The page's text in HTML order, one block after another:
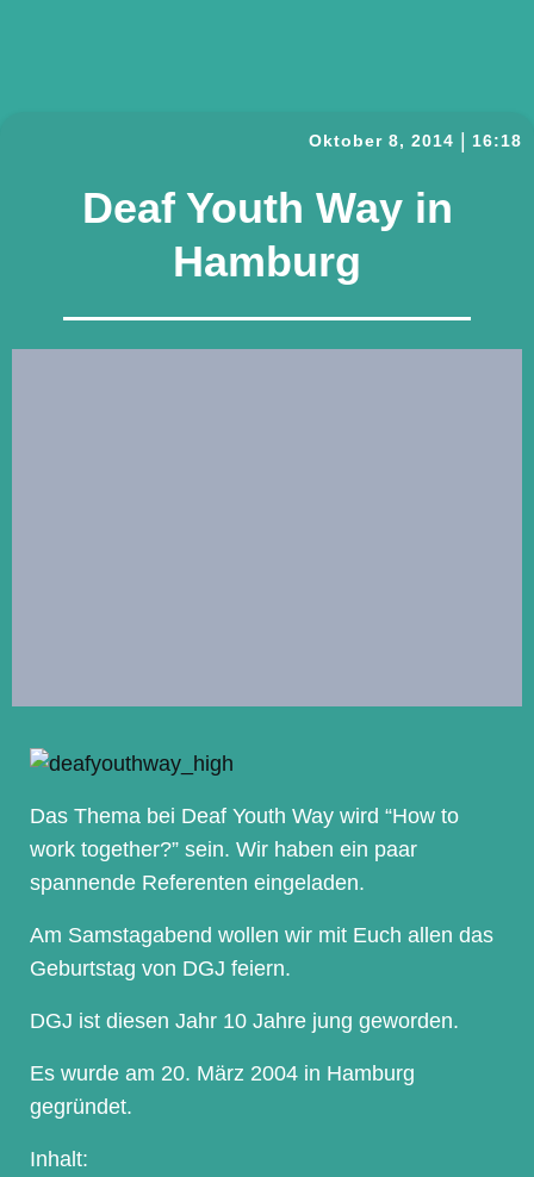
Oktober 8, 2014 16:18
Deaf Youth Way in
Hamburg
Das Thema bei Deaf Youth Way wird “How to
work together?” sein. Wir haben ein paar
spannende Referenten eingeladen.
Am Samstagabend wollen wir mit Euch allen das
Geburtstag von DGJ feiern.
DGJ ist diesen Jahr 10 Jahre jung geworden.
Es wurde am 20. März 2004 in Hamburg
gegründet.
Inhalt: